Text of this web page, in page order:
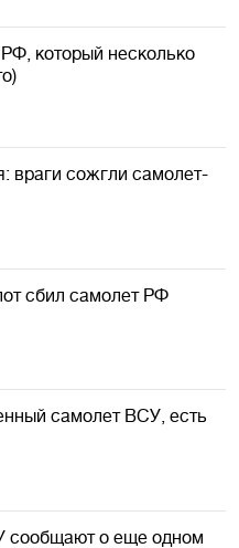
который несколько
враги сожгли самолет-
сбил самолет РФ
самолет ВСУ, есть
сообщают о еще одном